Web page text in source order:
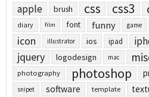
apple brush css css3
diary film font funny game
icon illustrator ios ipad
jquery logodesign mac
photography photoshop
snipet software template